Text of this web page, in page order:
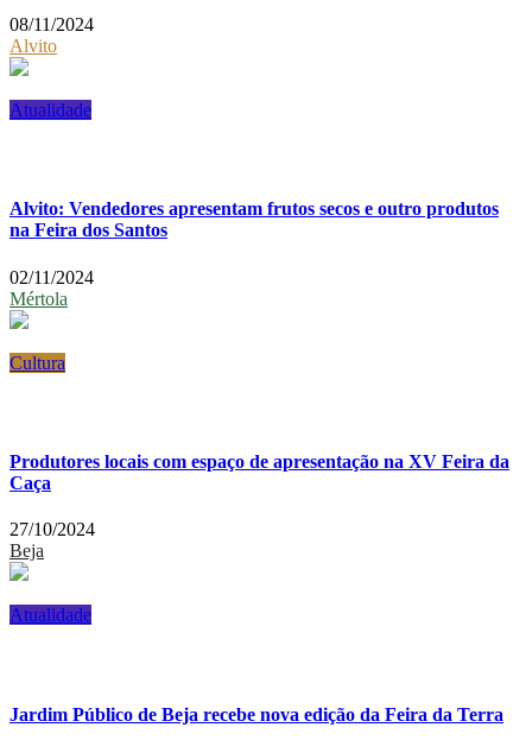
08/11/2024
Alvito
Atualidade
Alvito: Vendedores apresentam frutos secos e outro produtos
na Feira dos Santos
02/11/2024
Mértola
Cultura
Produtores locais com espaço de apresentação na XV Feira da
Caça
27/10/2024
Beja
Atualidade
Jardim Público de Beja recebe nova edição da Feira da Terra